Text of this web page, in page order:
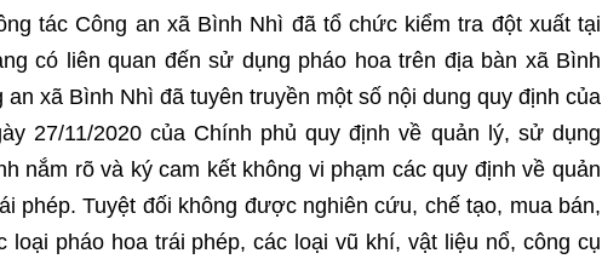
tác Công an xã Bình Nhì đã tổ chức kiểm tra đột xuất tại
có liên quan đến sử dụng pháo hoa trên địa bàn xã Bình
xã Bình Nhì đã tuyên truyền một số nội dung quy định của
27/11/2020 của Chính phủ quy định về quản lý, sử dụng
nắm rõ và ký cam kết không vi phạm các quy định về quản
phép. Tuyệt đối không được nghiên cứu, chế tạo, mua bán,
pháo hoa trái phép, các loại vũ khí, vật liệu nổ, công cụ